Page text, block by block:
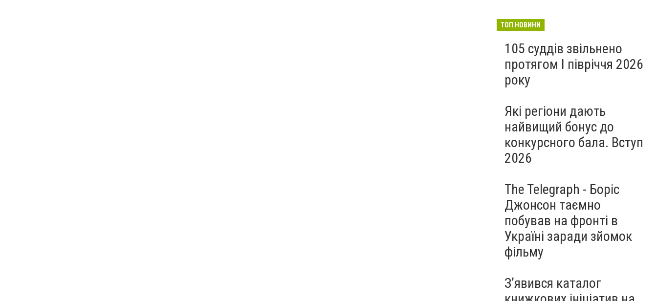
ТОП НОВИНИ
105 суддів звільнено
протягом I півріччя 2026
року
Які регіони дають
найвищий бонус до
конкурсного бала. Вступ
2026
The Telegraph - Боріс
Джонсон таємно
побував на фронті в
Україні заради зйомок
фільму
З’явився каталог